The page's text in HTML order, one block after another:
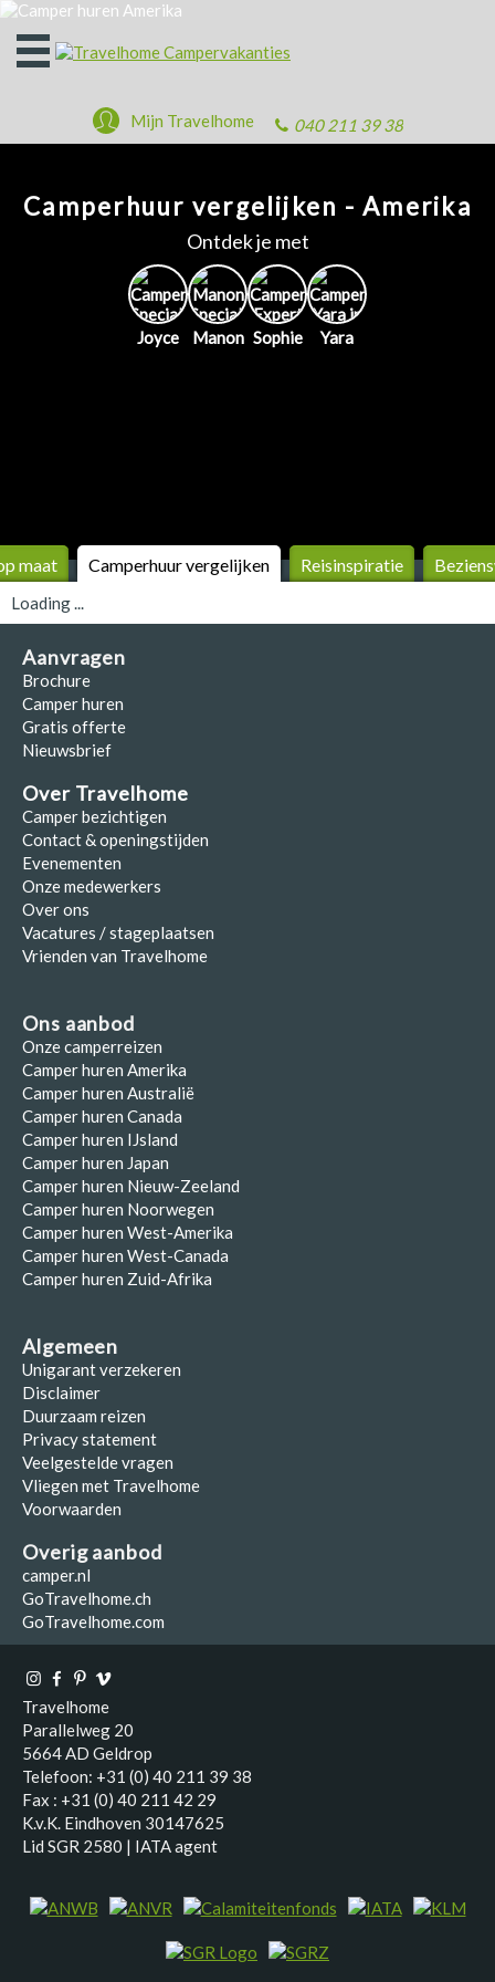
Open
het
040 211 39 38
Mijn Travelhome
Camperhuur vergelijken - Amerika
Ontdek je met
Joyce Manon Sophie Yara
maat Camperhuur vergelijken Reis­inspiratie
Loading ...
Aanvragen
Brochure
Camper huren
Gratis offerte
Nieuwsbrief
Over Travelhome
Camper bezichtigen
Contact & openingstijden
Evenementen
Onze medewerkers
Over ons
Vacatures / stageplaatsen
Vrienden van Travelhome
Ons aanbod
Onze camperreizen
Camper huren Amerika
Camper huren Australië
Camper huren Canada
Camper huren IJsland
Camper huren Japan
Camper huren Nieuw-Zeeland
Camper huren Noorwegen
Camper huren West-Amerika
Camper huren West-Canada
Camper huren Zuid-Afrika
Algemeen
Unigarant verzekeren
Disclaimer
Duurzaam reizen
Privacy statement
Veelgestelde vragen
Vliegen met Travelhome
Voorwaarden
Overig aanbod
camper.nl
GoTravelhome.ch
GoTravelhome.com
Travelhome
Parallelweg 20
5664 AD Geldrop
Telefoon: +31 (0) 40 211 39 38
Fax : +31 (0) 40 211 42 29
K.v.K. Eindhoven 30147625
Lid SGR 2580 | IATA agent